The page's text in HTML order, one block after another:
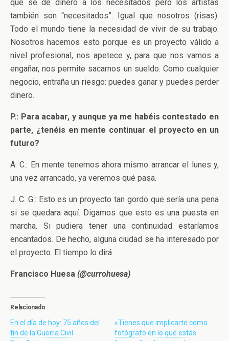
que se dé dinero a los necesitados pero los artistas
también son “necesitados”. Igual que nosotros (risas).
Todo el mundo tiene la necesidad de vivir de su trabajo.
Nosotros hacemos esto porque es un proyecto válido a
nivel profesional, nos apetece y, para que nos vamos a
engañar, nos permite sacarnos un sueldo. Como cualquier
negocio, entraña un riesgo: puedes ganar y puedes perder
dinero.
P.: Para acabar, y aunque ya me habéis contestado en
parte, ¿tenéis en mente continuar el proyecto en un
futuro?
A. C.: En mente tenemos ahora mismo arrancar el lunes y,
una vez arrancado, ya veremos qué pasa.
J. C. G.: Esto es un proyecto tan gordo que sería una pena
si se quedara aquí. Digamos que esto es una puesta en
marcha. Si pudiera tener una continuidad estaríamos
encantados. De hecho, alguna ciudad se ha interesado por
el proyecto. El tiempo lo dirá.
Francisco Huesa (@currohuesa)
Relacionado
En el día de hoy: 75 años del
fin de la Guerra Civil
«Tienes que implicarte como
fotógrafo en lo que estás